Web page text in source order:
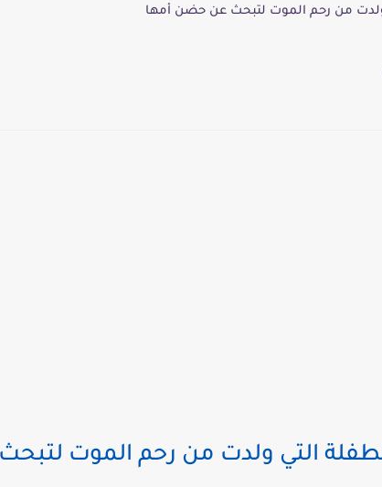
من رحم الموت لتبحث عن حضن أمها
التي ولدت من رحم الموت